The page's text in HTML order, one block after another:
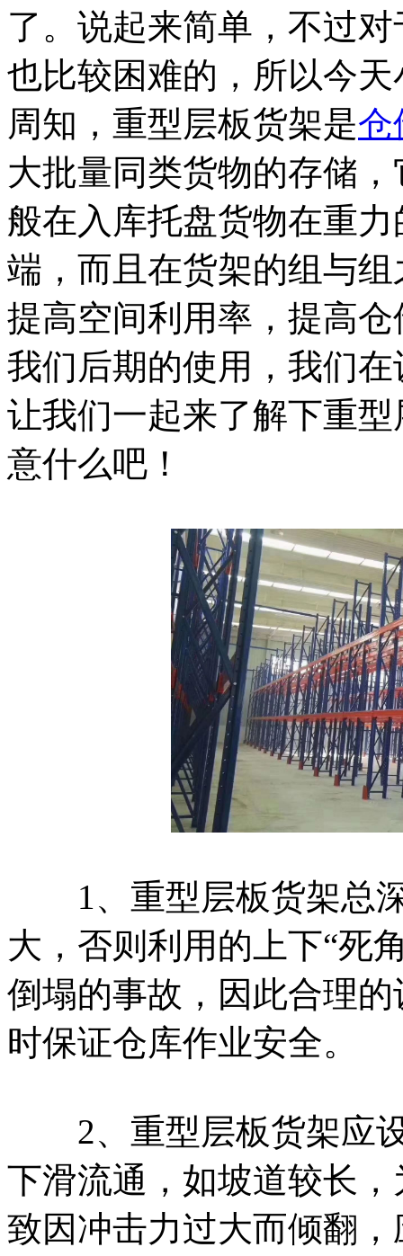
了。说起来简单，不过
也比较困难的，所以今
周知，重型层板货架是仓
大批量同类货物的存储
般在入库托盘货物在重
端，而且在货架的组与
提高空间利用率，提高
我们后期的使用，我们
让我们一起来了解下重
意什么吧！
1、重型层板货架总深
大，否则利用的上下“死
倒塌的事故，因此合理
时保证仓库作业安全。
2、重型层板货架应设
下滑流通，如坡道较长
致因冲击力过大而倾翻